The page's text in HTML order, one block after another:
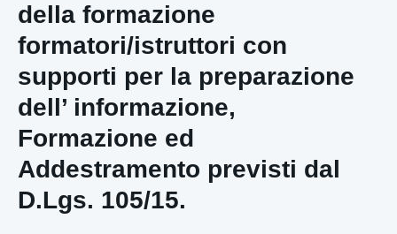
della formazione
formatori/istruttori con
supporti per la preparazione
dell’ informazione,
Formazione ed
Addestramento previsti dal
D.Lgs. 105/15.